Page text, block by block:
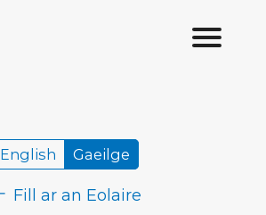
English Gaeilge
Fill ar an Eolaire